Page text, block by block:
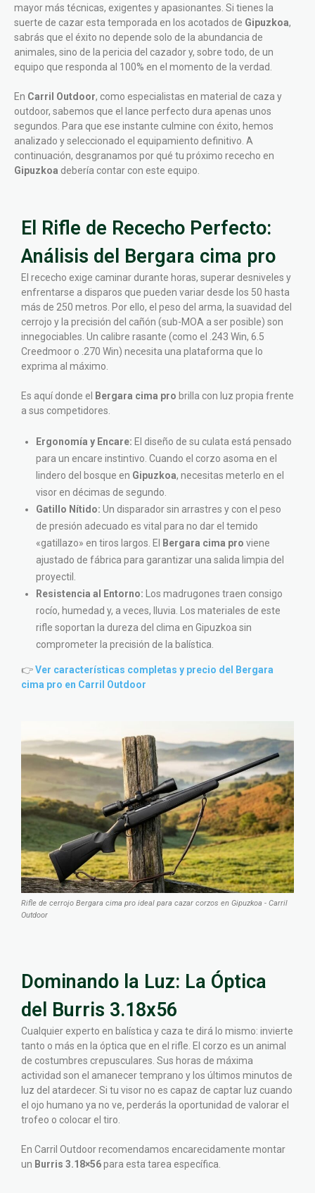
mayor más técnicas, exigentes y apasionantes. Si tienes la
suerte de cazar esta temporada en los acotados de Gipuzkoa,
sabrás que el éxito no depende solo de la abundancia de
animales, sino de la pericia del cazador y, sobre todo, de un
equipo que responda al 100% en el momento de la verdad.
En Carril Outdoor, como especialistas en material de caza y
outdoor, sabemos que el lance perfecto dura apenas unos
segundos. Para que ese instante culmine con éxito, hemos
analizado y seleccionado el equipamiento definitivo. A
continuación, desgranamos por qué tu próximo rececho en
Gipuzkoa debería contar con este equipo.
El Rifle de Rececho Perfecto:
Análisis del Bergara cima pro
El rececho exige caminar durante horas, superar desniveles y
enfrentarse a disparos que pueden variar desde los 50 hasta
más de 250 metros. Por ello, el peso del arma, la suavidad del
cerrojo y la precisión del cañón (sub-MOA a ser posible) son
innegociables. Un calibre rasante (como el .243 Win, 6.5
Creedmoor o .270 Win) necesita una plataforma que lo
exprima al máximo.
Es aquí donde el Bergara cima pro brilla con luz propia frente
a sus competidores.
Ergonomía y Encare: El diseño de su culata está pensado
para un encare instintivo. Cuando el corzo asoma en el
lindero del bosque en Gipuzkoa, necesitas meterlo en el
visor en décimas de segundo.
Gatillo Nítido: Un disparador sin arrastres y con el peso
de presión adecuado es vital para no dar el temido
«gatillazo» en tiros largos. El
Bergara cima pro viene
ajustado de fábrica para garantizar una salida limpia del
proyectil.
Resistencia al Entorno: Los madrugones traen consigo
rocío, humedad y, a veces, lluvia. Los materiales de este
rifle soportan la dureza del clima en Gipuzkoa sin
comprometer la precisión de la balística.
👉Ver características completas y precio del Bergara
cima pro en Carril Outdoor
Rifle de cerrojo Bergara cima pro ideal para cazar corzos en Gipuzkoa - Carril
Outdoor
Dominando la Luz: La Óptica
del Burris 3.18x56
Cualquier experto en balística y caza te dirá lo mismo: invierte
tanto o más en la óptica que en el rifle. El corzo es un animal
de costumbres crepusculares. Sus horas de máxima
actividad son el amanecer temprano y los últimos minutos de
luz del atardecer. Si tu visor no es capaz de captar luz cuando
el ojo humano ya no ve, perderás la oportunidad de valorar el
trofeo o colocar el tiro.
En Carril Outdoor recomendamos encarecidamente montar
un Burris 3.18×56para esta tarea específica.